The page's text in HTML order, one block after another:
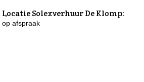
LocatieSolexverhuur De Klomp:
op afspraak